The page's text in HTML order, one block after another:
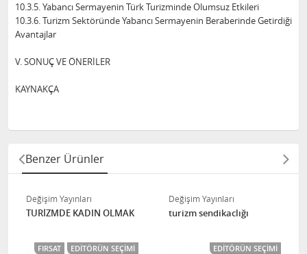
10.3.5. Yabancı Sermayenin Türk Turizminde Olumsuz Etkileri
10.3.6. Turizm Sektöründe Yabancı Sermayenin Beraberinde Getirdiği
Avantajlar
V. SONUÇ VE ÖNERİLER
KAYNAKÇA
Benzer Ürünler
Değişim Yayınları
TURİZMDE KADIN OLMAK
FIRSAT EDITÖRÜN SEÇIMI
Değişim Yayınları
turizm sendikaclığı
EDITÖRÜN SEÇIMI